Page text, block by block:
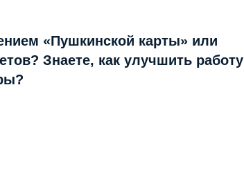
«Пушкинской карты» или
Знаете, как улучшить работу